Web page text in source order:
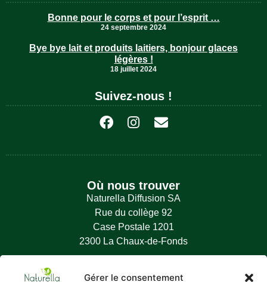
Gérer le consentement
Bonne pour le corps et pour l’esprit …
24 septembre 2024
Bye bye lait et produits laitiers, bonjour glaces
légères !
18 juillet 2024
Suivez-nous !
Où nous trouver
Naturella Diffusion SA
Rue du collège 92
Case Postale 1201
2300 La Chaux-de-Fonds
Contact